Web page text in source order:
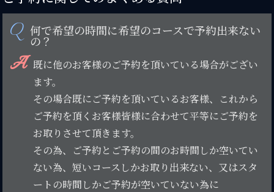
Q 何で希望の時間に希望のコースで予約出来ない
の？
A 既に他のお客様のご予約を頂いている場合がござい
ます。
その場合既にご予約を頂いているお客様、これから
ご予約を頂くお客様皆様に合わせて平等にご予約を
お取りさせて頂きます。
その為、ご予約とご予約の間のお時間しか空いてい
ない為、短いコースしかお取り出来ない、又はスタ
ートの時間しかご予約が空いていない為に